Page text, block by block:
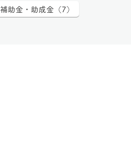
補助金・助成金（7）